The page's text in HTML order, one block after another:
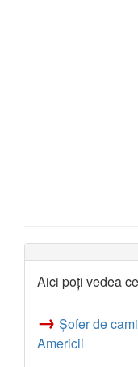
Aici poți vedea
→ Șofer de
Americii